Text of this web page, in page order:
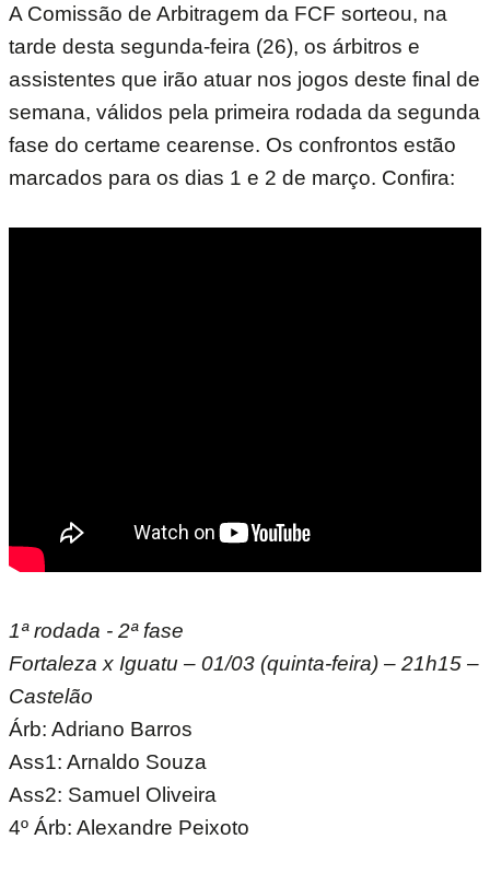
A Comissão de Arbitragem da FCF sorteou, na
tarde desta segunda-feira (26), os árbitros e
assistentes que irão atuar nos jogos deste final de
semana, válidos pela primeira rodada da segunda
fase do certame cearense. Os confrontos estão
marcados para os dias 1 e 2 de março. Confira:
1ª rodada - 2ª fase
Fortaleza x Iguatu – 01/03 (quinta-feira) – 21h15 –
Castelão
Árb: Adriano Barros
Ass1: Arnaldo Souza
Ass2: Samuel Oliveira
4º Árb: Alexandre Peixoto